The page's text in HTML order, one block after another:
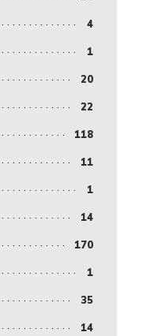
4
1
20
22
118
11
1
14
170
1
35
14